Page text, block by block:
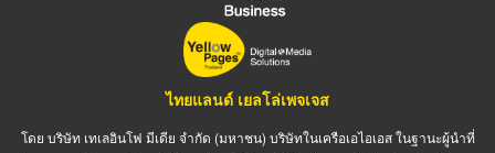
ไทยแลนด์ เยลโล่เพจเจส
โดย บริษัท เทเลอินโฟ มีเดีย จำกัด (มหาชน) บริษัทในเครือเอไอเอส ในฐานะผู้นำที่